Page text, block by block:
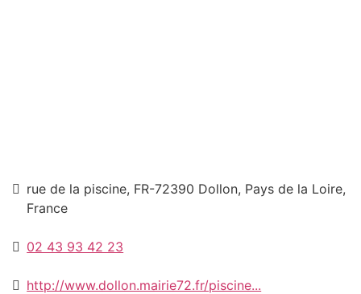
rue de la piscine, FR-72390 Dollon, Pays de la Loire,
France
02 43 93 42 23
http://www.dollon.mairie72.fr/piscine...